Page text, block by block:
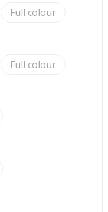
Full colour
Full colour